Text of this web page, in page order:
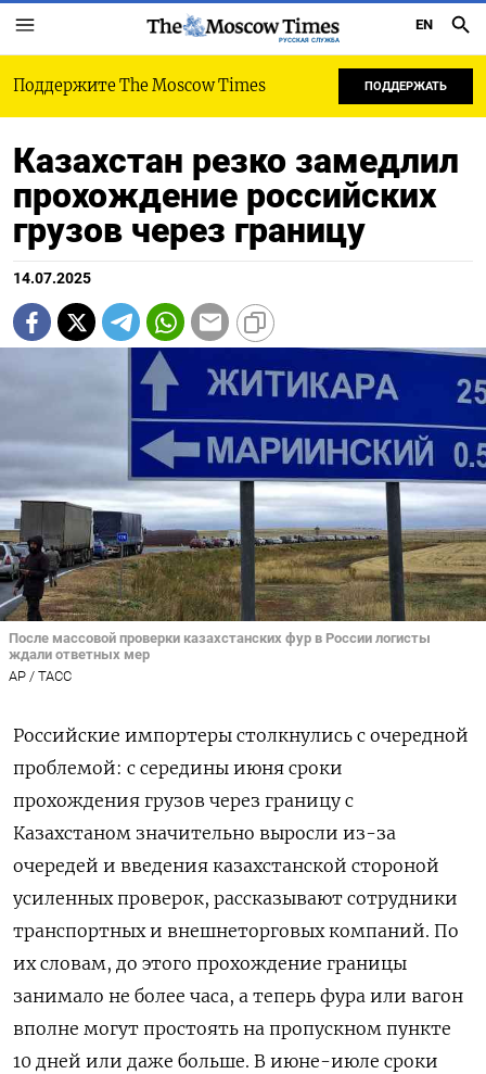
РУССКАЯ СЛУЖБА
EN
Поддержите The Moscow Times ПОДДЕРЖАТЬ
Казахстан резко замедлил
прохождение российских
грузов через границу
14.07.2025
После массовой проверки казахстанских фур в России логисты
ждали ответных мер
AP / TAСС
Российские импортеры столкнулись с очередной
проблемой: с середины июня сроки
прохождения грузов через границу с
Казахстаном значительно выросли из-за
очередей и введения казахстанской стороной
усиленных проверок, рассказывают сотрудники
транспортных и внешнеторговых компаний. По
их словам, до этого прохождение границы
занимало не более часа, а теперь фура или вагон
вполне могут простоять на пропускном пункте
10 дней или даже больше. В июне-июле сроки